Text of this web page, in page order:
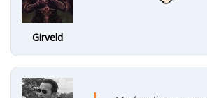
Girveld